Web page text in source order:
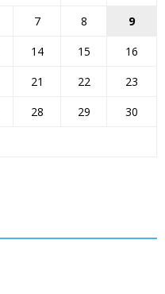
7 8
9
14 15
16
21 22
23
28 29
30